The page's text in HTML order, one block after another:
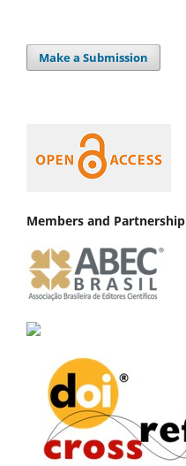
Make a Submission
Members and Partnership